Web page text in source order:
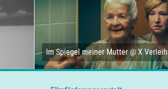
Im Spiegel meiner Mutter @ X Verleih